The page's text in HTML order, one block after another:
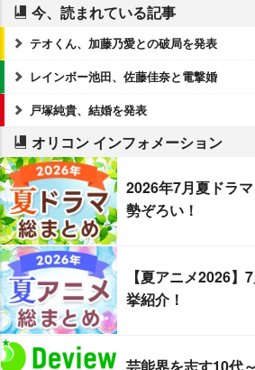
今、読まれている記事
テオくん、加藤乃愛との破局を発表
レインボー池田、佐藤佳奈と電撃婚
戸塚純貴、結婚を発表
オリコン インフォメーション
2026年7月夏ドラ
勢ぞろい！
【夏アニメ2026
挙紹介！
芸能界を志す10代